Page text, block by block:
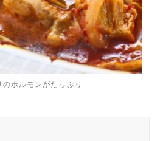
のホルモンがたっぷり